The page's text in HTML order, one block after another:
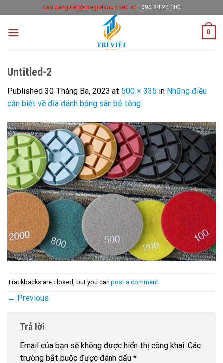
to
content
cao.dangviet@thegioisach.net. vn | 090 24 24 100
0
Untitled-2
Published 30 Tháng Ba, 2023 at 500 × 335 in Những điều
cần biết về đĩa đánh bóng sàn bê tông
Trackbacks are closed, but you can post a comment
← Previous
Trả lời
Email của bạn sẽ không được hiển thị công khai. Các
trường bắt buộc được đánh dấu *